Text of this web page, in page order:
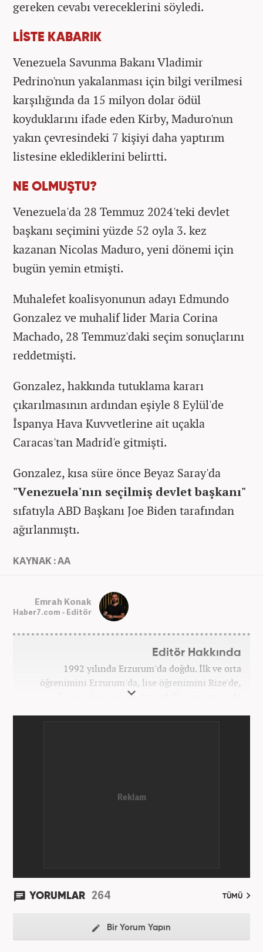
gereken cevabı vereceklerini söyledi.
LİSTE KABARIK
Venezuela Savunma Bakanı Vladimir
Pedrino'nun yakalanması için bilgi verilmesi
karşılığında da 15 milyon dolar ödül
koyduklarını ifade eden Kirby, Maduro'nun
yakın çevresindeki 7 kişiyi daha yaptırım
listesine eklediklerini belirtti.
NE OLMUŞTU?
Venezuela'da 28 Temmuz 2024'teki devlet
başkanı seçimini yüzde 52 oyla 3. kez
kazanan Nicolas Maduro, yeni dönemi için
bugün yemin etmişti.
Muhalefet koalisyonunun adayı Edmundo
Gonzalez ve muhalif lider Maria Corina
Machado, 28 Temmuz'daki seçim sonuçlarını
reddetmişti.
Gonzalez, hakkında tutuklama kararı
çıkarılmasının ardından eşiyle 8 Eylül'de
İspanya Hava Kuvvetlerine ait uçakla
Caracas'tan Madrid'e gitmişti.
Gonzalez, kısa süre önce Beyaz Saray'da
"Venezuela'nın seçilmiş devlet başkanı"
sıfatıyla ABD Başkanı Joe Biden tarafından
ağırlanmıştı.
KAYNAK : AA
Emrah Konak
Haber7.com - Editör
Editör Hakkında
1992 yılında Erzurum'da doğdu. İlk ve orta
öğrenimini Erzurum'da, lise öğrenimini Rize'de,
lisans öğrenimi ise Atatürk Üniversitesi'nde
YORUMLAR 264 TÜMÜ
Bir Yorum Yapın